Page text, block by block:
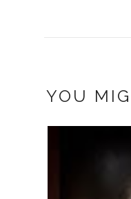
YOU